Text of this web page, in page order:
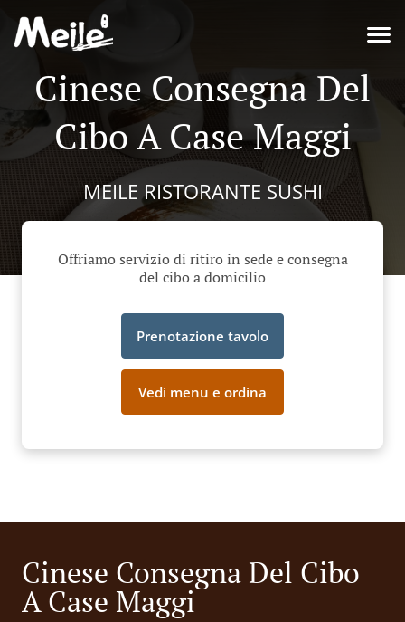
Cinese Consegna Del
Cibo A Case Maggi
MEILE RISTORANTE SUSHI
Offriamo servizio di ritiro in sede e consegna
del cibo a domicilio
Prenotazione tavolo
Vedi menu e ordina
Cinese Consegna Del Cibo
A Case Maggi